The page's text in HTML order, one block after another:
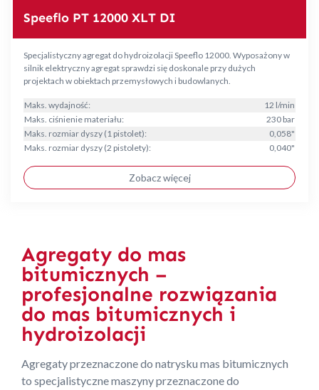
Speeflo PT 12000 XLT DI
Specjalistyczny agregat do hydroizolacji Speeflo 12000. Wyposażony w
silnik elektryczny agregat sprawdzi się doskonale przy dużych
projektach w obiektach przemysłowych i budowlanych.
Maks. wydajność:
12 l/min
Maks. ciśnienie materiału:
230 bar
Maks. rozmiar dyszy (1 pistolet):
0,058"
Maks. rozmiar dyszy (2 pistolety):
0,040"
Zobacz więcej
Agregaty do mas
bitumicznych –
profesjonalne rozwiązania
do mas bitumicznych i
hydroizolacji
Agregaty przeznaczone do natrysku mas bitumicznych
to specjalistyczne maszyny przeznaczone do